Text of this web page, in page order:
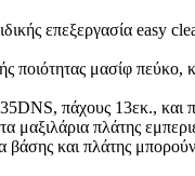
επεξεργασία easy
ποιότητας μασίφ πεύκο,
πάχους 13εκ., και
μαξιλάρια πλάτης
και πλάτης